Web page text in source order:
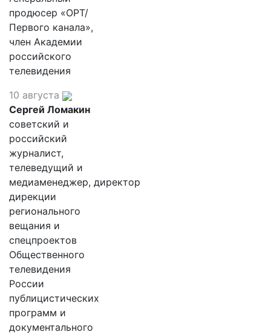
продюсер «ОРТ/
Первого канала»,
член Академии
российского
телевидения
10 августа
Сергей Ломакин
советский и
российский
журналист,
телеведущий и
медиаменеджер, директор
дирекции
регионального
вещания и
спецпроектов
Общественного
телевидения
России
публицистических
программ и
документального